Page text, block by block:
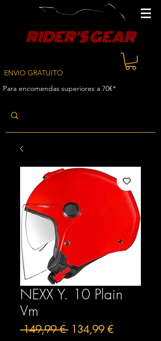
RIDER'S GEAR
ENVIO GRATUITO
Para encomendas superiores a 70€*
NEXX Y. 10 Plain
Vm
149,99 € Preço
134,99 €Preço